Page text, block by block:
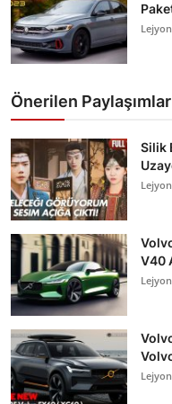
Önerilen Paylaşımlar
Silik
V40